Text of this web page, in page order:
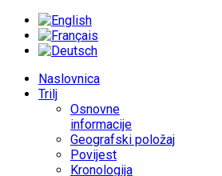
Naslovnica
Trilj
Osnovne
informacije
Geografski položaj
Povijest
Kronologija